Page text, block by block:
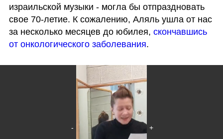
израильской музыки - могла бы отпраздновать
свое 70-летие. К сожалению, Аляль ушла от нас
за несколько месяцев до юбилея, скончавшись
от онкологического заболевания.